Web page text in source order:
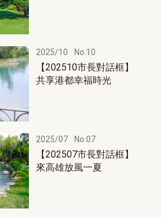
2025/10 No.10
【202510市長對話框】
共享港都幸福時光
2025/07 No.07
【202507市長對話框】
來高雄放風一夏